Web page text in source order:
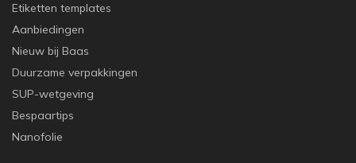
Etiketten templates
Aanbiedingen
Nieuw bij Baas
Duurzame verpakkingen
SUP-wetgeving
Bespaartips
Nanofolie